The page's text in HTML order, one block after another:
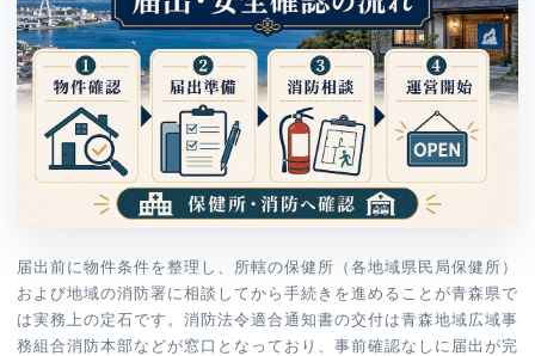
届出前に物件条件を整理し、所轄の保健所（各地域県民局保健所）
および地域の消防署に相談してから手続きを進めることが青森県で
は実務上の定石です。消防法令適合通知書の交付は青森地域広域事
務組合消防本部などが窓口となっており、事前確認なしに届出が完